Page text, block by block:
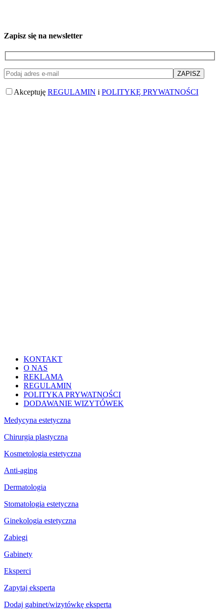
Zapisz się na newsletter
Akceptuję REGULAMIN i POLITYKĘ PRYWATNOŚCI
KONTAKT
O NAS
REKLAMA
REGULAMIN
POLITYKA PRYWATNOŚCI
DODAWANIE WIZYTÓWEK
Medycyna estetyczna
Chirurgia plastyczna
Kosmetologia estetyczna
Anti-aging
Dermatologia
Stomatologia estetyczna
Ginekologia estetyczna
Zabiegi
Gabinety
Eksperci
Zapytaj eksperta
Dodaj gabinet/wizytówkę eksperta